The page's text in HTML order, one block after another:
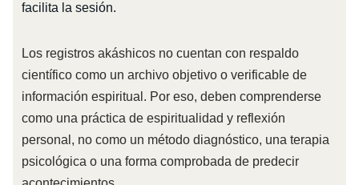
facilita la sesión.
Los registros akáshicos no cuentan con respaldo
científico como un archivo objetivo o verificable de
información espiritual. Por eso, deben comprenderse
como una práctica de espiritualidad y reflexión
personal, no como un método diagnóstico, una terapia
psicológica o una forma comprobada de predecir